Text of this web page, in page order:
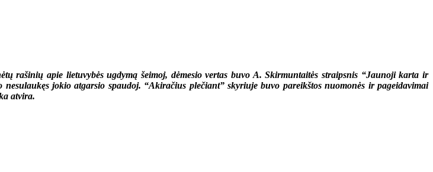
rašinių apie lietuvybės ugdymą šeimoj, dėmesio vertas buvo A. Skirmuntaitės straipsnis “Jaunoji karta ir
jokio atgarsio spaudoj. “Akiračius plečiant” skyriuje buvo pareikštos nuomonės ir pageidavimai
atvira.